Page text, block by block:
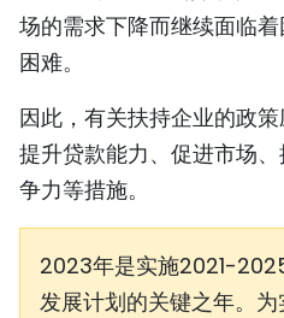
场的需求下降而继续面临
困难。
因此，有关扶持企业的政策
提升贷款能力、促进市场
争力等措施。
2023年是实施2021-
发展计划的关键之年。